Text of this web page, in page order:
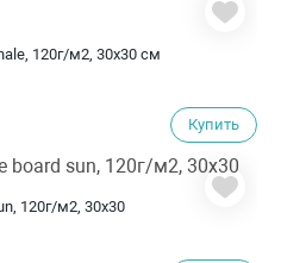
120г/м2, 30х30 см
Купить
120г/м2, 30х30